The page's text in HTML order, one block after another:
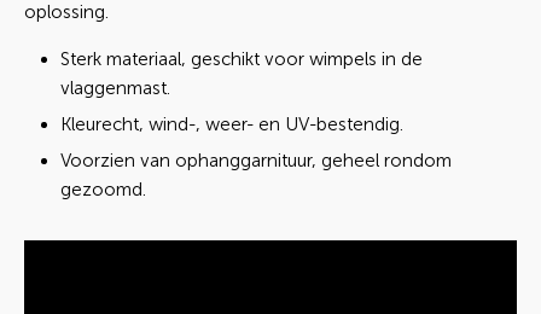
oplossing.
Sterk materiaal, geschikt voor wimpels in de
vlaggenmast.
Kleurecht, wind-, weer- en UV-bestendig.
Voorzien van ophanggarnituur, geheel rondom
gezoomd.